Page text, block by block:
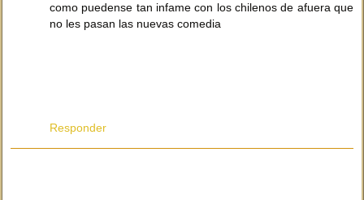
como puedense tan infame con los chilenos de afuera que
no les pasan las nuevas comedia
Responder